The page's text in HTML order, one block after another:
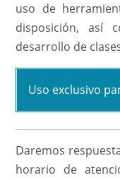
uso de
disposición, así
desarrollo de
Uso exclusivo
Daremos
horario de